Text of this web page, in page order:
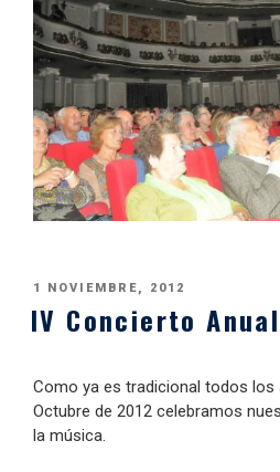
PUBLICADO
1 NOVIEMBRE, 2012
IV Concierto Anual
Como ya es tradicional todos los
Octubre de 2012 celebramos
la música.